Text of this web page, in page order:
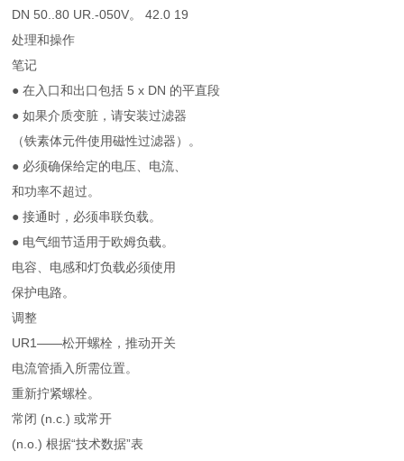
DN 50..80 UR.-050V。 42.0 19
处理和操作
笔记
● 在入口和出口包括 5 x DN 的平直段
● 如果介质变脏，请安装过滤器
（铁素体元件使用磁性过滤器）。
● 必须确保给定的电压、电流、
和功率不超过。
● 接通时，必须串联负载。
● 电气细节适用于欧姆负载。
电容、电感和灯负载必须使用
保护电路。
调整
UR1——松开螺栓，推动开关
电流管插入所需位置。
重新拧紧螺栓。
常闭 (n.c.) 或常开
(n.o.) 根据“技术数据”表